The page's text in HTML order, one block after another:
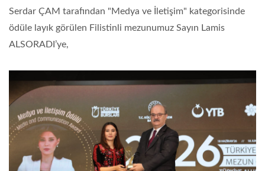
Serdar ÇAM tarafından "Medya ve İletişim" kategorisinde
ödüle layık görülen Filistinli mezunumuz Sayın Lamis
ALSORADI’ye,